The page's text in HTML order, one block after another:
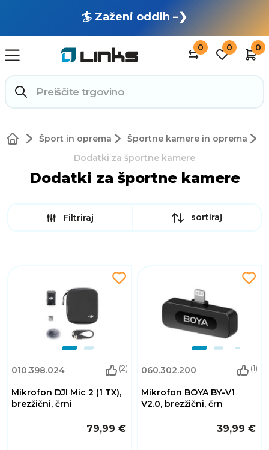
🏄 Zaženi oddih –❯
0 0 0
Šport in oprema
Športne kamere in oprema
Dodatki za športne kamere
Dodatki za športne kamere
Filtriraj sortiraj
010.398.024 (2)
Mikrofon DJI Mic 2 (1 TX),
brezžični, črni
79,99 €
060.302.200 (1)
Mikrofon BOYA BY-V1
V2.0, brezžični, črn
39,99 €